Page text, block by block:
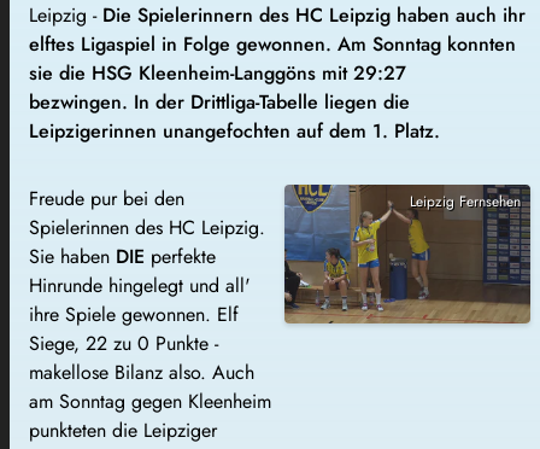
Leipzig - Die Spielerinnern des HC Leipzig haben auch ihr
elftes Ligaspiel in Folge gewonnen. Am Sonntag konnten
sie die HSG Kleenheim-Langgöns mit 29:27
bezwingen. In der Drittliga-Tabelle liegen die
Leipzigerinnen unangefochten auf dem 1. Platz.
Freude pur bei den
Spielerinnen des HC Leipzig.
Sie haben DIE perfekte
Hinrunde hingelegt und all'
ihre Spiele gewonnen. Elf
Siege, 22 zu 0 Punkte -
makellose Bilanz also. Auch
am Sonntag gegen Kleenheim
punkteten die Leipziger
Leipzig Fernsehen